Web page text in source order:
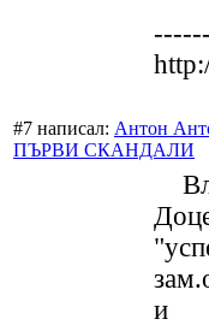
#7 написал: Антон
ПЪРВИ СКАНДАЛИ
и